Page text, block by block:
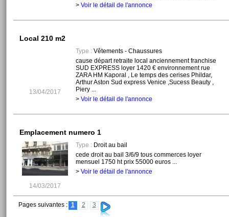
> Voir le détail de l'annonce
Local 210 m2
13/04/2017
Type :Vêtements - Chaussures
cause départ retraite local anciennement franchise
SUD EXPRESS loyer 1420 € environnement rue
ZARA HM Kaporal , Le temps des cerises Phildar,
Arthur Aston Sud express Venice ,Sucess Beauty ,
Piery ...
> Voir le détail de l'annonce
Emplacement numero 1
14/03/2017
Type :Droit au bail
cede droit au bail 3/6/9 tous commerces loyer
mensuel 1750 ht prix 55000 euros ...
> Voir le détail de l'annonce
Pages suivantes : 1 2 3